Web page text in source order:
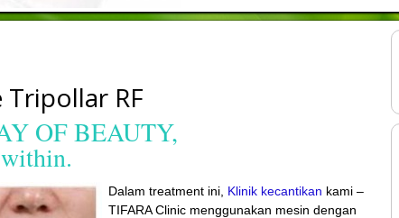
RF
OF BEAUTY,
Dalam treatment ini, Klinik kecantikan kami –
TIFARA Clinic menggunakan mesin dengan